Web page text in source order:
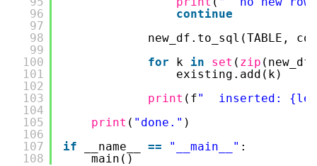
96
97
98
99
100
101
102
103
104
105
106
107
108
continue
new_df.to_sql(TABLE,
for
k in set ( zip
existing.add(k)
print (f"  inserted:
print ( "done." )
if
__name__ == "__main__" :
main()